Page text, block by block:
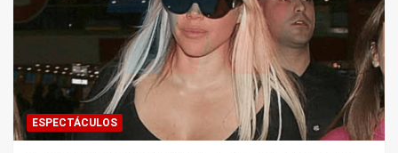
ESPECTÁCULOS